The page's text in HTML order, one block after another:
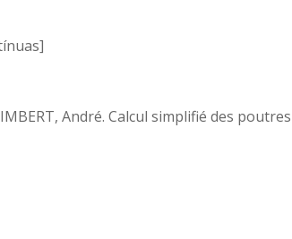
André. Calcul simplifié des